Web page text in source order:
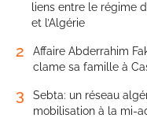
liens entre le régime
et l’Algérie
2
Affaire Abderrahim
clame sa famille à
3
Sebta: un réseau
mobilisation à la mi-